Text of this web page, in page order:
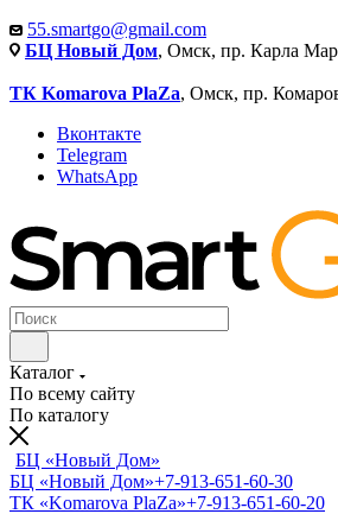
55.smartgo@gmail.com
БЦ Новый Дом, Омск, пр. Карла
ТК Komarova PlaZa, Омск, пр.
Вконтакте
Telegram
WhatsApp
Каталог
По всему сайту
По каталогу
БЦ «Новый Дом»
БЦ «Новый Дом»+7-913-651-60-30
ТК «Komarova PlaZa»+7-913-651-60-20